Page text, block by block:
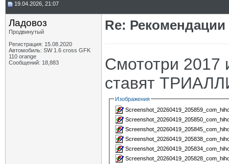
19.04.2026, 21:07
Ладовоз
Продвинутый
Регистрация: 15.08.2020
Автомобиль: SW 1.6 cross GFK
110 orange
Сообщений: 18,883
Re:
Смототри 2017
ставят
Изображения